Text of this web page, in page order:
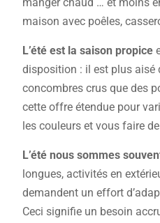
maison avec poêles,
L’été est la saison propice
disposition : il est plus aisé
concombres crus que des
cette offre étendue pour
les couleurs et vous faire
L’été nous sommes
longues, activités en
demandent un effort
Ceci signifie un besoin